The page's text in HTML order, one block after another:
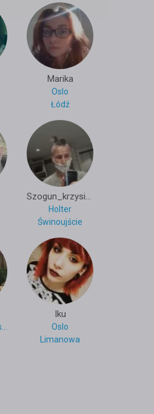
Marika
Oslo
Łódź
Szogun_krzysiek
Holter
Świnoujście
Iku
Oslo
Limanowa